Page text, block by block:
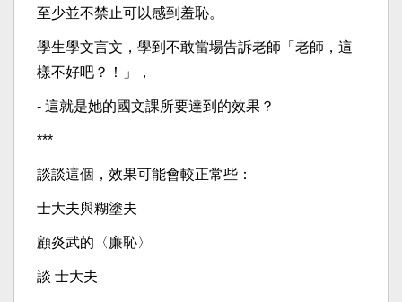
至少並不禁止可以感到羞恥。
學生學文言文，學到不敢當場告訴老師「老師，這
樣不好吧？！」，
- 這就是她的國文課所要達到的效果？
***
談談這個，效果可能會較正常些：
士大夫與糊塗夫
顧炎武的〈廉恥〉
談 士大夫